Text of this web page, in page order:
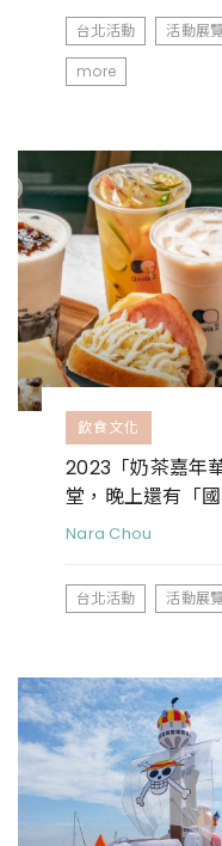
台北活動 活動展
more
飲食文化
2023「奶茶嘉年
堂，晚上還有「
Nara Chou
台北活動 活動展